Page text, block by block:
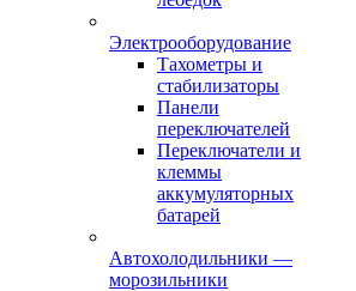
Электрооборудование
Тахометры и
стабилизаторы
Панели
переключателей
Переключатели и
клеммы
аккумуляторных
батарей
Автохолодильники —
морозильники